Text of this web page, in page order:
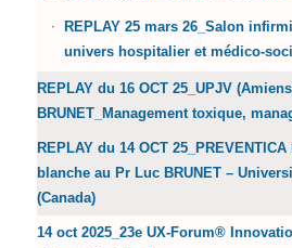
REPLAY 25 mars 26_Salon
univers hospitalier et médico-
REPLAY du 16 OCT 25_UPJV
BRUNET_Management toxique,
REPLAY du 14 OCT
blanche au Pr Luc BRUNET –
(Canada)
14 oct 2025_23e UX-Forum®